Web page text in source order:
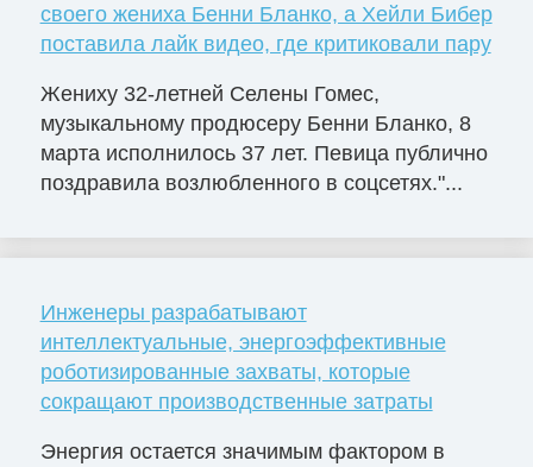
своего жениха Бенни Бланко, а Хейли Бибер
поставила лайк видео, где критиковали пару
Жениху 32-летней Селены Гомес,
музыкальному продюсеру Бенни Бланко, 8
марта исполнилось 37 лет. Певица публично
поздравила возлюбленного в соцсетях."...
Инженеры разрабатывают
интеллектуальные, энергоэффективные
роботизированные захваты, которые
сокращают производственные затраты
Энергия остается значимым фактором в